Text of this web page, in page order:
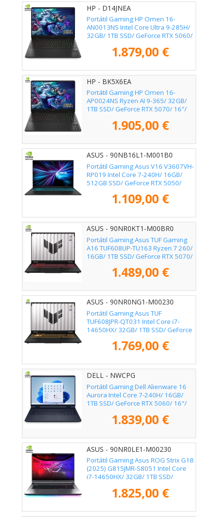
HP - D14JNEA
Portátil Gaming HP Omen 16-
AN0013NS Intel Core Ultra 9-285H/
32GB/ 1TB SSD/ GeForce RTX 5060/
1.879,00 €
HP - BK5X6EA
Portátil Gaming HP Omen 16-
AP0024NS Ryzen AI 9-365/ 32GB/
1TB SSD/ GeForce RTX 5070/ 16"/
1.905,00 €
ASUS - 90NB16L1-M001B0
Portátil Gaming Asus V16 V3607VH-
RP019 Intel Core 7-240H/ 16GB/
512GB SSD/ GeForce RTX 5050/
1.109,00 €
ASUS - 90NR0KT1-M00BR0
Portátil Gaming Asus TUF Gaming
A16 TUF608UP-TU163 Ryzen 7 260/
16GB/ 1TB SSD/ GeForce RTX 5070/
1.489,00 €
ASUS - 90NR0NG1-M00230
Portátil Gaming Asus TUF
TUF608JPR-QT031 Intel Core i7-
14650HX/ 32GB/ 1TB SSD/ GeForce
Operativo1.769,00 €
DELL - NWCPG
Portátil Gaming Dell Alienware 16
Aurora Intel Core 7-240H/ 16GB/
1TB SSD/ GeForce RTX 5060/ 16"/
1.839,00 €
ASUS - 90NR0LE1-M00230
Portátil Gaming Asus ROG Strix G18
(2025) G815JMR-S8051 Intel Core
i7-14650HX/ 32GB/ 1TB SSD/
Sistema Operativo
1.825,00 €